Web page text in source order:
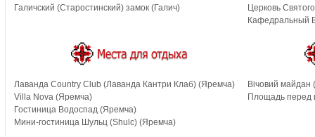
Галичский (Старостинский) замок (Галич)
Церковь
Кафедральный
Лаванда Country Club (Лаванда Кантри Клаб) (Яремча)
Villa Nova (Яремча)
Гостиница Водоспад (Яремча)
Мини-гостиница Шульц (Shulc) (Яремча)
Вічовий майдан
Площадь перед